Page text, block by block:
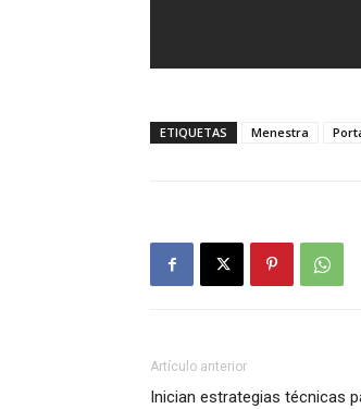
ETIQUETAS Menestra
Artículo anterior
Inician estrategias técnicas